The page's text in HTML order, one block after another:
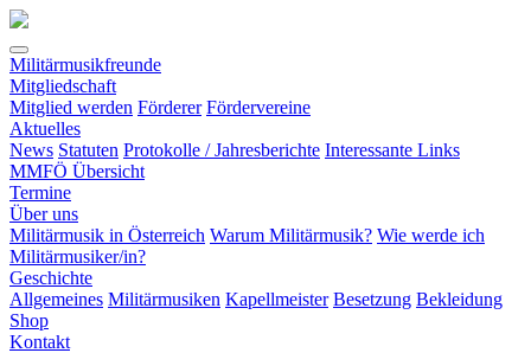
Militärmusikfreunde
Mitgliedschaft
Mitglied werden Förderer Fördervereine
Aktuelles
News Statuten Protokolle / Jahresberichte Interessante Links
MMFÖ Übersicht
Termine
Über uns
Militärmusik in Österreich Warum Militärmusik? Wie werde ich
Militärmusiker/in?
Geschichte
Allgemeines Militärmusiken Kapellmeister Besetzung Bekleidung
Shop
Kontakt